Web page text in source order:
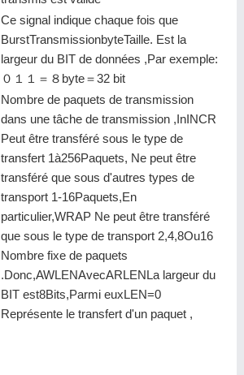
Ce signal indique chaque fois que
BurstTransmissionbyteTaille. Est la
largeur du BIT de données ,Par exemple:
０１１＝８byte＝32 bit
Nombre de paquets de transmission
dans une tâche de transmission ,InINCR
Peut être transféré sous le type de
transfert 1à256Paquets, Ne peut être
transféré que sous d'autres types de
transport 1-16Paquets,En
particulier,WRAP Ne peut être transféré
que sous le type de transport 2,4,8Ou16
Nombre fixe de paquets
.Donc,AWLENAvecARLENLa largeur du
BIT est8Bits,Parmi euxLEN=0
Représente le transfert d'un paquet ,